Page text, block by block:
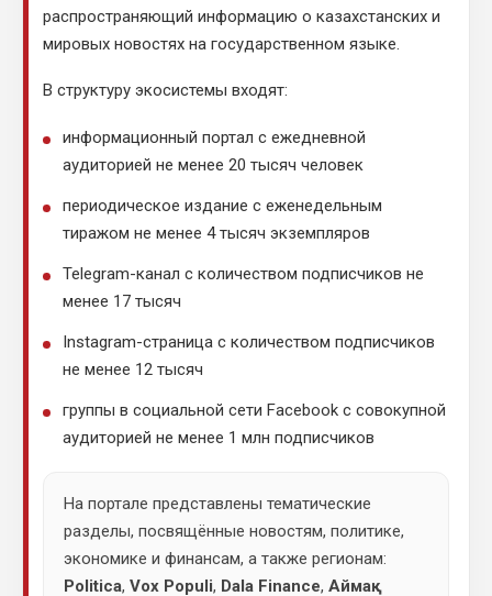
распространяющий информацию о казахстанских и
мировых новостях на государственном языке.
В структуру экосистемы входят:
информационный портал с ежедневной
аудиторией не менее 20 тысяч человек
периодическое издание с еженедельным
тиражом не менее 4 тысяч экземпляров
Telegram-канал с количеством подписчиков не
менее 17 тысяч
Instagram-страница с количеством подписчиков
не менее 12 тысяч
группы в социальной сети Facebook с совокупной
аудиторией не менее 1 млн подписчиков
На портале представлены тематические
разделы, посвящённые новостям, политике,
экономике и финансам, а также регионам:
Politica, Vox Populi, Dala Finance, Аймақ.